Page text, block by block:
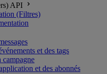
API
(Filtres)
et des tags
campagne
et des abonnés